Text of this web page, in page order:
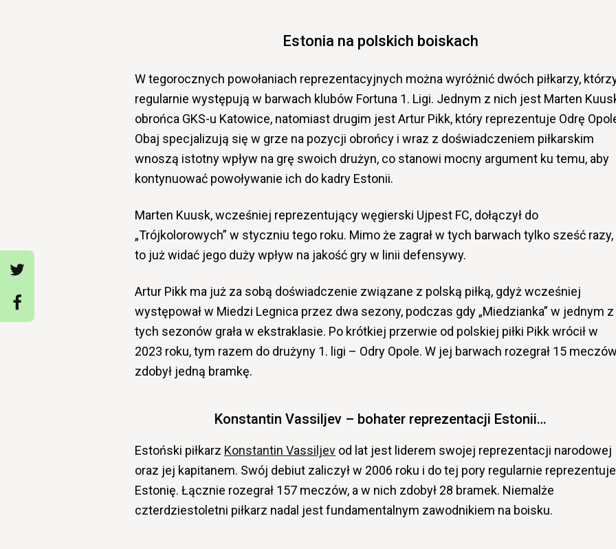
Estonia na polskich boiskach
W tegorocznych powołaniach reprezentacyjnych można wyróżnić dwóch piłkarzy,
regularnie występują w barwach klubów Fortuna 1. Ligi. Jednym z nich jest Marten
obrońca GKS-u Katowice, natomiast drugim jest Artur Pikk, który reprezentuje Odrę
Obaj specjalizują się w grze na pozycji obrońcy i wraz z doświadczeniem piłkarskim
wnoszą istotny wpływ na grę swoich drużyn, co stanowi mocny argument ku temu, aby
kontynuować powoływanie ich do kadry Estonii.
Marten Kuusk, wcześniej reprezentujący węgierski Ujpest FC, dołączył do
„Trójkolorowych” w styczniu tego roku. Mimo że zagrał w tych barwach tylko sześć razy,
to już widać jego duży wpływ na jakość gry w linii defensywy.
Artur Pikk ma już za sobą doświadczenie związane z polską piłką, gdyż wcześniej
występował w Miedzi Legnica przez dwa sezony, podczas gdy „Miedzianka” w jednym z
tych sezonów grała w ekstraklasie. Po krótkiej przerwie od polskiej piłki Pikk wrócił w
2023 roku, tym razem do drużyny 1. ligi – Odry Opole. W jej barwach rozegrał 15
zdobył jedną bramkę.
Konstantin Vassiljev – bohater reprezentacji Estonii…
Estoński piłkarz Konstantin Vassiljev od lat jest liderem swojej reprezentacji narodowej
oraz jej kapitanem. Swój debiut zaliczył w 2006 roku i do tej pory regularnie reprezentuje
Estonię. Łącznie rozegrał 157 meczów, a w nich zdobył 28 bramek. Niemalże
czterdziestoletni piłkarz nadal jest fundamentalnym zawodnikiem na boisku.